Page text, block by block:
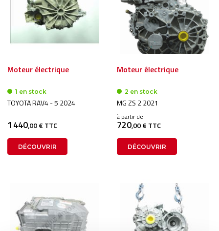
Moteur électrique
1 en stock
TOYOTA RAV4 - 5 2024
1 440,00 € TTC
DÉCOUVRIR
Moteur électrique
2 en stock
MG ZS 2 2021
à partir de
720,00 € TTC
DÉCOUVRIR